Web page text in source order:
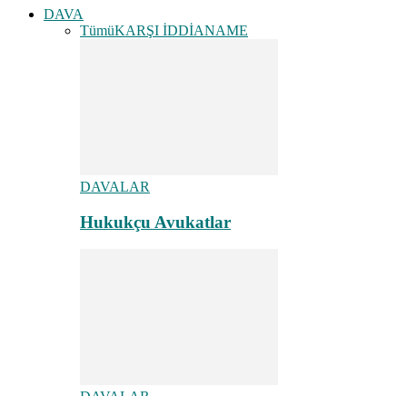
DAVA
TümüKARŞI İDDİANAME
DAVALAR
Hukukçu Avukatlar